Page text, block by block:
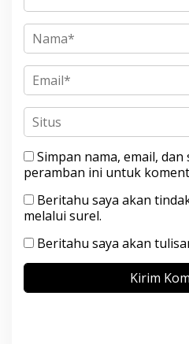
Simpan nama, email,
peramban ini untuk
Beritahu saya akan
melalui surel.
Beritahu saya akan